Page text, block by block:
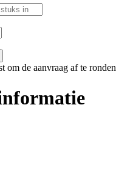
om de aanvraag af te ronden